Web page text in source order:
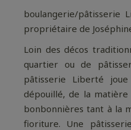
boulangerie/pâtisserie
propriétaire de
Loin des décos
quartier ou de
pâtisserie Liberté
dépouillé, de la
bonbonnières tant à la
fioriture. Une